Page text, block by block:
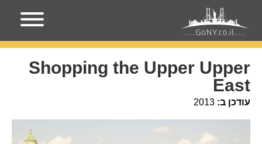
עמוד הבית מקומות בניו-יורק
East
Shopping the Upper Upper
East
עודכן ב: 2013